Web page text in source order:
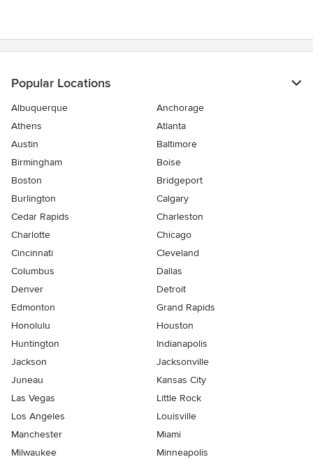
Popular Locations
Albuquerque
Anchorage
Athens
Atlanta
Austin
Baltimore
Birmingham
Boise
Boston
Bridgeport
Burlington
Calgary
Cedar Rapids
Charleston
Charlotte
Chicago
Cincinnati
Cleveland
Columbus
Dallas
Denver
Detroit
Edmonton
Grand Rapids
Honolulu
Houston
Huntington
Indianapolis
Jackson
Jacksonville
Juneau
Kansas City
Las Vegas
Little Rock
Los Angeles
Louisville
Manchester
Miami
Milwaukee
Minneapolis